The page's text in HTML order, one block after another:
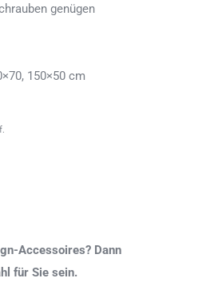
genügen
150×50 cm
Accessoires? Dann
für Sie sein.